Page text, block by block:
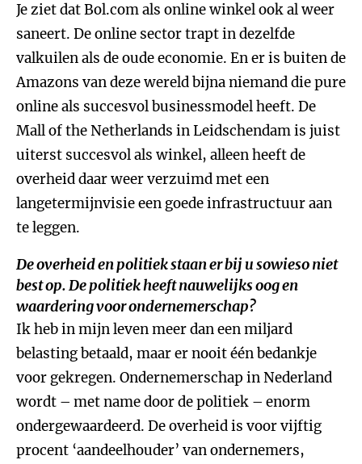
Je ziet dat Bol.com als online winkel ook al weer
saneert. De online sector trapt in dezelfde
valkuilen als de oude economie. En er is buiten de
Amazons van deze wereld bijna niemand die pure
online als succesvol businessmodel heeft. De
Mall of the Netherlands in Leidschendam is juist
uiterst succesvol als winkel, alleen heeft de
overheid daar weer verzuimd met een
langetermijnvisie een goede infrastructuur aan
te leggen.
De overheid en politiek staan er bij u sowieso niet
best op. De politiek heeft nauwelijks oog en
waardering voor ondernemerschap?
Ik heb in mijn leven meer dan een miljard
belasting betaald, maar er nooit één bedankje
voor gekregen. Ondernemerschap in Nederland
wordt – met name door de politiek – enorm
ondergewaardeerd. De overheid is voor vijftig
procent ‘aandeelhouder’ van ondernemers,